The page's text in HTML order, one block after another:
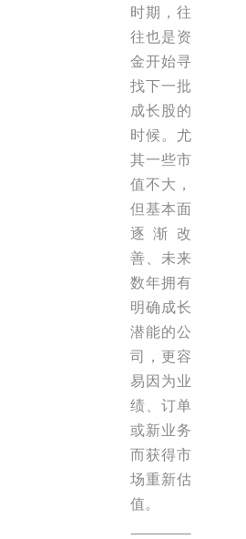
时期，往
往也是资
金开始寻
找下一批
成长股的
时候。尤
其一些市
值不大，
但基本面
逐渐改
善、未来
数年拥有
明确成长
潜能的公
司，更容
易因为业
绩、订单
或新业务
而获得市
场重新估
值。